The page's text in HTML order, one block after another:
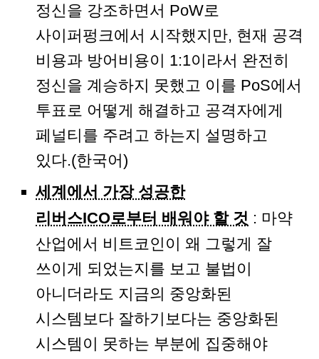
정신을 강조하면서 PoW로
사이퍼펑크에서 시작했지만, 현재 공격
비용과 방어비용이 1:1이라서 완전히
정신을 계승하지 못했고 이를 PoS에서
투표로 어떻게 해결하고 공격자에게
페널티를 주려고 하는지 설명하고
있다.(한국어)
세계에서 가장 성공한
리버스ICO로부터 배워야 할 것 : 마약
산업에서 비트코인이 왜 그렇게 잘
쓰이게 되었는지를 보고 불법이
아니더라도 지금의 중앙화된
시스템보다 잘하기보다는 중앙화된
시스템이 못하는 부분에 집중해야